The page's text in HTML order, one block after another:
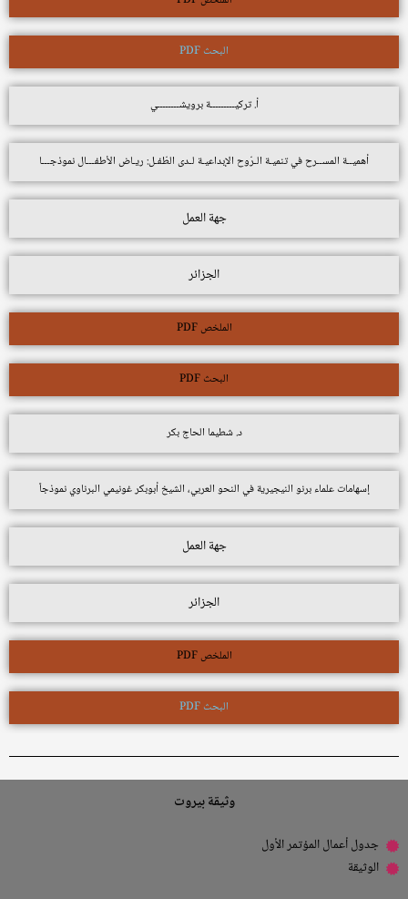
البحث PDF
أ. تركيـــــــــة برويشــــــــي
أهميــة المســرح في تنميـة الـرّوح الإبداعيـة لـدى الطّفـل: ريـاض الأطفـــال نموذجـــا
جهة العمل
الجزائر
الملخص PDF
البحث PDF
د. شطيما الحاج بكر
إسهامات علماء برنو النيجيرية في النحو العربي، الشيخ أبوبكر غونيمي البرناوي نموذجاً
جهة العمل
الجزائر
الملخص PDF
البحث PDF
وثيقة بيروت
جدول أعمال المؤتمر الأول
الوثيقة